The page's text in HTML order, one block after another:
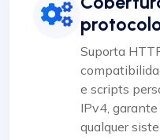
Suporta
e scripts
IPv4,
qualquer